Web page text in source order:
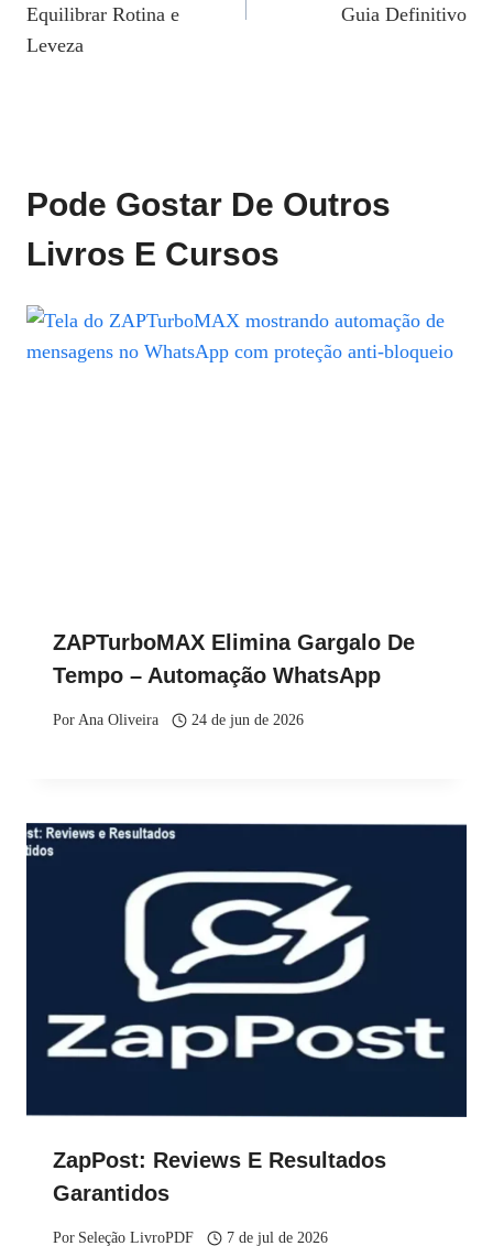
Post
Equilibrar Rotina e
Leveza
Guia Definitivo
Pode Gostar De Outros
Livros E Cursos
ZAPTurboMAX Elimina Gargalo De
Tempo – Automação WhatsApp
PorAna Oliveira 24 de jun de 2026
ZapPost: Reviews E Resultados
Garantidos
Por Seleção LivroPDF 7 de jul de 2026